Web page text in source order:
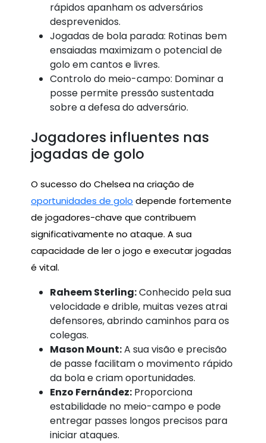
rápidos apanham os adversários
desprevenidos.
Jogadas de bola parada: Rotinas bem
ensaiadas maximizam o potencial de
golo em cantos e livres.
Controlo do meio-campo: Dominar a
posse permite pressão sustentada
sobre a defesa do adversário.
Jogadores influentes nas
jogadas de golo
O sucesso do Chelsea na criação de
oportunidades de golo depende fortemente
de jogadores-chave que contribuem
significativamente no ataque. A sua
capacidade de ler o jogo e executar jogadas
é vital.
Raheem Sterling:Conhecido pela sua
velocidade e drible, muitas vezes atrai
defensores, abrindo caminhos para os
colegas.
Mason Mount:A sua visão e precisão
de passe facilitam o movimento rápido
da bola e criam oportunidades.
Enzo Fernández: Proporciona
estabilidade no meio-campo e pode
entregar passes longos precisos para
iniciar ataques.